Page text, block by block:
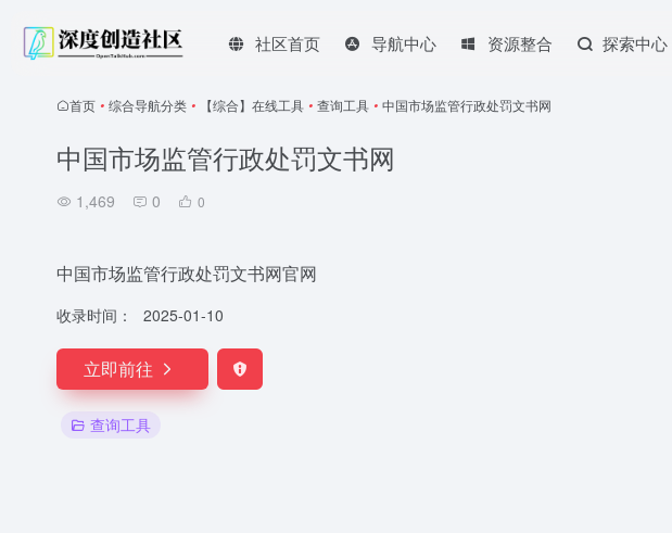
社区首页 导航中心 资源整合 探索中心
首页 • 综合导航分类 • 【综合】在线工具 • 查询工具 • 中国市场监管行政处罚文书网
中国市场监管行政处罚文书网
1,469 0 0
中国市场监管行政处罚文书网官网
收录时间： 2025-01-10
立即前往
查询工具